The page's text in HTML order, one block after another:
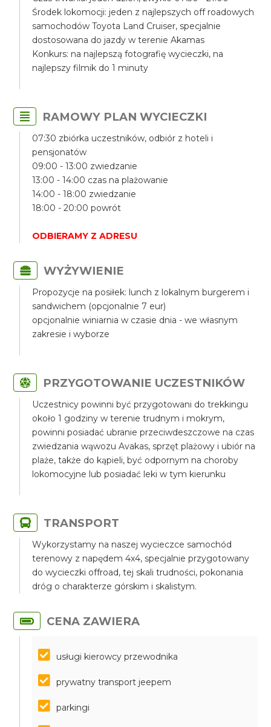
Środek lokomocji: jeden z najlepszych off roadowych
samochodów Toyota Land Cruiser, specjalnie
dostosowana do jazdy w terenie Akamas
Konkurs: na najlepszą fotografię wycieczki, na
najlepszy filmik do 1 minuty
RAMOWY PLAN WYCIECZKI
07:30 zbiórka uczestników, odbiór z hoteli i
pensjonatów
09:00 - 13:00 zwiedzanie
13:00 - 14:00 czas na plażowanie
14:00 - 18:00 zwiedzanie
18:00 - 20:00 powrót
ODBIERAMY Z ADRESU
WYŻYWIENIE
Propozycje na posiłek: lunch z lokalnym burgerem i
sandwichem (opcjonalnie 7 eur)
opcjonalnie winiarnia w czasie dnia - we własnym
zakresie i wyborze
PRZYGOTOWANIE UCZESTNIKÓW
Uczestnicy powinni być przygotowani do trekkingu
około 1 godziny w terenie trudnym i mokrym,
powinni posiadać ubranie przeciwdeszczowe na czas
zwiedzania wąwozu Avakas, sprzęt plażowy i ubiór na
plaże, także do kąpieli, być odpornym na choroby
lokomocyjne lub posiadać leki w tym kierunku
TRANSPORT
Wykorzystamy na naszej wycieczce samochód
terenowy z napędem 4x4, specjalnie przygotowany
do wycieczki offroad, tej skali trudności, pokonania
dróg o charakterze górskim i skalistym.
CENA ZAWIERA
usługi kierowcy przewodnika
prywatny transport jeepem
parkingi